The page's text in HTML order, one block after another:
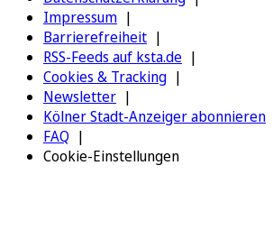
Impressum
Barrierefreiheit
RSS-Feeds auf ksta.de
Cookies & Tracking
Newsletter
Kölner Stadt-Anzeiger abonnieren
FAQ
Cookie-Einstellungen